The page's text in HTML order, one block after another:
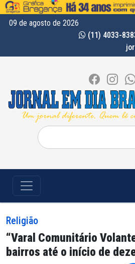
09 de agosto de 2026
(11) 4033-
Pesquisar
por:
Religião
“Varal Comunitário
bairros até o início de